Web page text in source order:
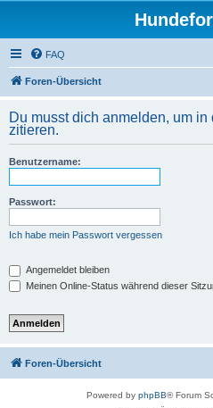
FAQ
Foren-Übersicht
Du musst dich anmelden, um
zitieren.
Benutzername:
Passwort:
Ich habe mein Passwort vergessen
Angemeldet bleiben
Meinen Online-Status während dieser
Foren-Übersicht
Powered by phpBB® Forum